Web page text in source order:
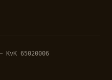
65020006